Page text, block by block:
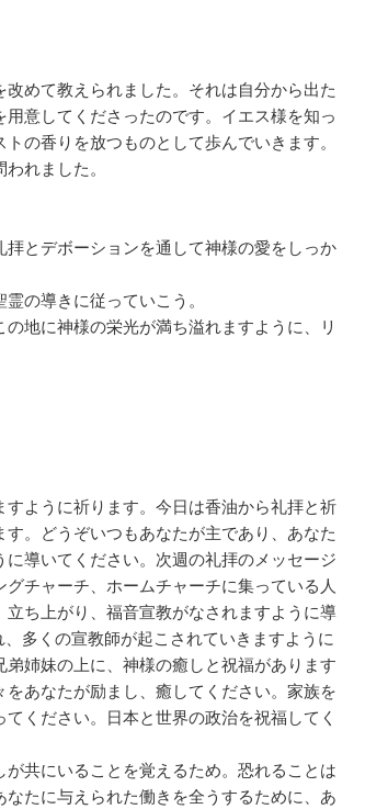
めて教えられました。それは自分から出た
意してくださったのです。イエス様を知っ
の香りを放つものとして歩んでいきます。
れました。
とデボーションを通して神様の愛をしっか
の導きに従っていこう。
地に神様の栄光が満ち溢れますように、リ
ように祈ります。今日は香油から礼拝と祈
。どうぞいつもあなたが主であり、あなた
導いてください。次週の礼拝のメッセージ
チャーチ、ホームチャーチに集っている人
ち上がり、福音宣教がなされますように導
多くの宣教師が起こされていきますように
姉妹の上に、神様の癒しと祝福があります
あなたが励まし、癒してください。家族を
ください。日本と世界の政治を祝福してく
共にいることを覚えるため。恐れることは
たに与えられた働きを全うするために、あ